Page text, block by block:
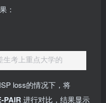
：
生考上重点大学的
loss的情况下，将
PAIR 进行对比，结果显示